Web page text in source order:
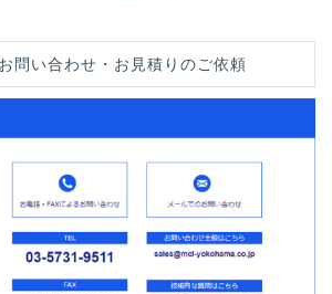
問い合わせ・お見積りのご依頼